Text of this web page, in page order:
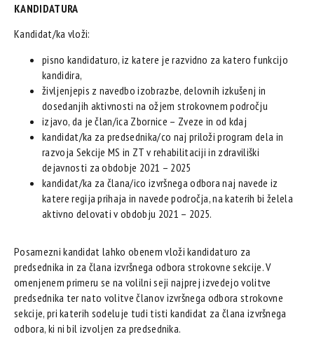
KANDIDATURA
Kandidat/ka vloži:
pisno kandidaturo, iz katere je razvidno za katero funkcijo
kandidira,
življenjepis z navedbo izobrazbe, delovnih izkušenj in
dosedanjih aktivnosti na ožjem strokovnem področju
izjavo, da je član/ica Zbornice – Zveze in od kdaj
kandidat/ka za predsednika/co naj priloži program dela in
razvoja Sekcije MS in ZT v rehabilitaciji in zdraviliški
dejavnosti za obdobje 2021 – 2025
kandidat/ka za člana/ico izvršnega odbora naj navede iz
katere regija prihaja in navede področja, na katerih bi želela
aktivno delovati v obdobju 2021 – 2025.
Posamezni kandidat lahko obenem vloži kandidaturo za
predsednika in za člana izvršnega odbora strokovne sekcije. V
omenjenem primeru se na volilni seji najprej izvedejo volitve
predsednika ter nato volitve članov izvršnega odbora strokovne
sekcije, pri katerih sodeluje tudi tisti kandidat za člana izvršnega
odbora, ki ni bil izvoljen za predsednika.